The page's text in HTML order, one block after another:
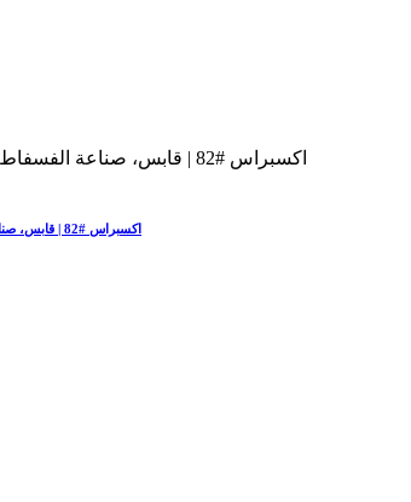
اكسبراس #82 | قابس، صناعة الفسفاط أو أرواح المواطنين؟